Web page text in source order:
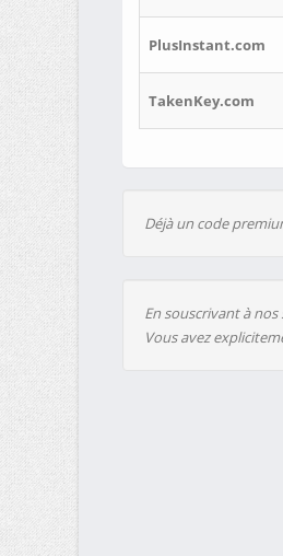
PlusInstant.com
TakenKey.com
Déjà un code
En souscrivant à
Vous avez